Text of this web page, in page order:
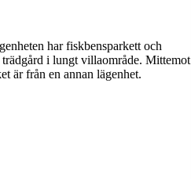
har fiskbensparkett och
i lungt villaområde. Mittemot
är från en annan lägenhet.